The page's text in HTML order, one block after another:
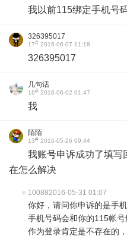
我以前115绑定手机号
326395017
17# 2016-06-07 11:18
326395017
几句话
16# 2016-06-02 01:47
我
陌陌
13# 2016-05-26 09:44
我账号申诉成功了填写
在怎么解决
100882016-05-31 01:07
你好，请问你申诉的是手
手机号码会和你的115帐
作为登录肯定是不存在的